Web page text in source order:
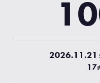
2026.11.21